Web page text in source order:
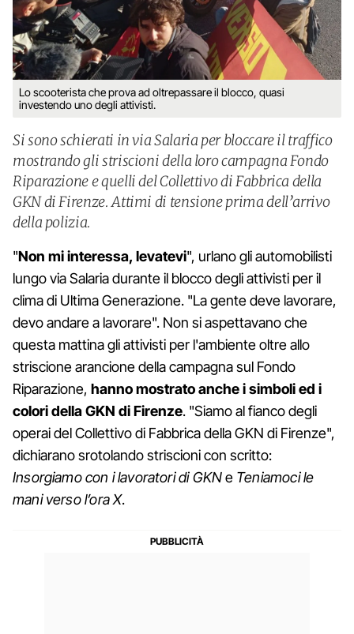
Lo scooterista che prova ad oltrepassare il blocco, quasi
investendo uno degli attivisti.
Si sono schierati in via Salaria per bloccare il traffico
mostrando gli striscioni della loro campagna Fondo
Riparazione e quelli del Collettivo di Fabbrica della
GKN di Firenze. Attimi di tensione prima dell’arrivo
della polizia.
"Non mi interessa, levatevi", urlano gli automobilisti
lungo via Salaria durante il blocco degli attivisti per il
clima di Ultima Generazione. "La gente deve lavorare,
devo andare a lavorare". Non si aspettavano che
questa mattina gli attivisti per l'ambiente oltre allo
striscione arancione della campagna sul Fondo
Riparazione, hanno mostrato anche i simboli ed i
colori della GKN di Firenze. "Siamo al fianco degli
operai del Collettivo di Fabbrica della GKN di Firenze",
dichiarano srotolando striscioni con scritto:
Insorgiamo con i lavoratori di GKNe Teniamoci le
mani verso l’ora X.